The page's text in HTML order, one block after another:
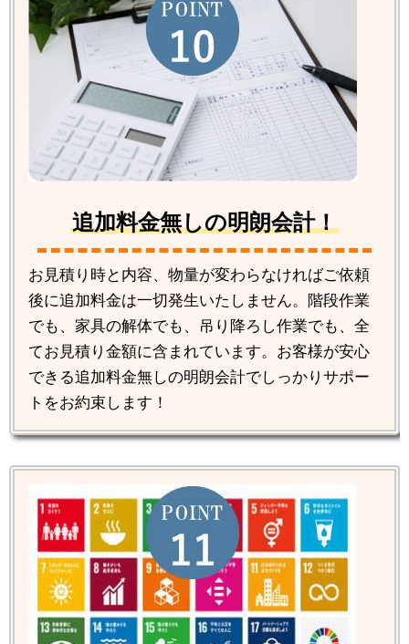
追加料金無しの明朗会計！
お見積り時と内容、物量が変わらなければご依頼
後に追加料金は一切発生いたしません。階段作業
でも、家具の解体でも、吊り降ろし作業でも、全
てお見積り金額に含まれています。お客様が安心
できる追加料金無しの明朗会計でしっかりサポー
トをお約束します！